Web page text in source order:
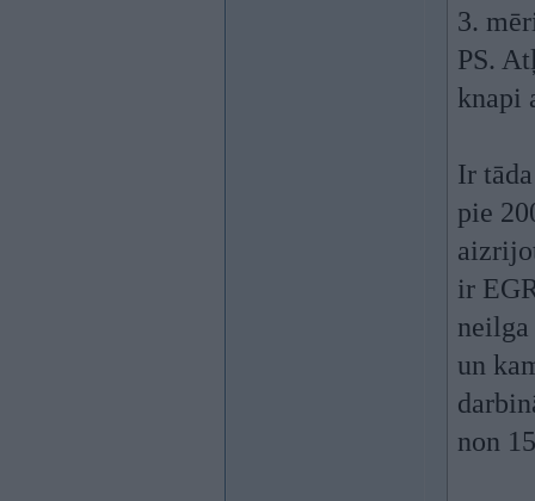
3.
PS.
knapi
Ir
pie
ir
un
non